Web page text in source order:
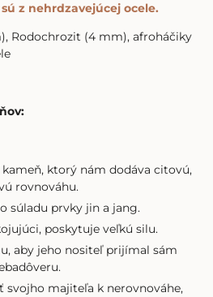
z nehrdzavejúcej ocele.
Rodochrozit (4 mm), afroháčiky
ktorý nám dodáva citovú,
rovnováhu.
súladu prvky jin a jang.
poskytuje veľkú silu.
aby jeho nositeľ prijímal sám
svojho majiteľa k nerovnováhe,